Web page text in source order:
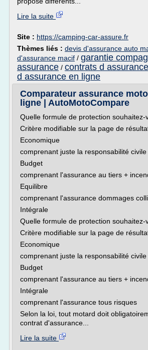
Lire la suite
Site : https://camping-car-assure.fr
Thèmes liés : devis d'assurance auto
d'assurance macif / garantie
assurance / contrats d
d assurance en ligne
Comparateur assurance
ligne | AutoMotoCompare
Quelle formule de protection souhaitez-
Critère modifiable sur la page de
Economique
comprenant juste la responsabilité civile
Budget
comprenant l'assurance au tiers +
Equilibre
comprenant l'assurance dommages
Intégrale
Quelle formule de protection souhaitez-
Critère modifiable sur la page de
Economique
comprenant juste la responsabilité civile
Budget
comprenant l'assurance au tiers +
Intégrale
comprenant l'assurance tous risques
Selon la loi, tout motard doit
contrat d'assurance...
Lire la suite